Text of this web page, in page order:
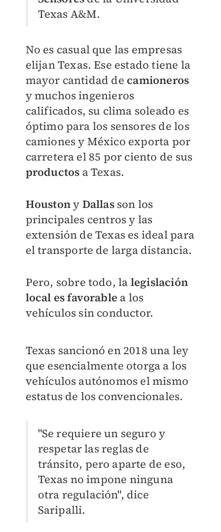
Texas A&M.
No es casual que las empresas
elijan Texas. Ese estado tiene la
mayor cantidad de camioneros
y muchos ingenieros
calificados, su clima soleado es
óptimo para los sensores de los
camiones y México exporta por
carretera el 85 por ciento de sus
productos a Texas.
Houstony Dallasson los
principales centros y las
extensión de Texas es ideal para
el transporte de larga distancia.
Pero, sobre todo, la legislación
local es favorable a los
vehículos sin conductor.
Texas sancionó en 2018 una ley
que esencialmente otorga a los
vehículos autónomos el mismo
estatus de los convencionales.
"Se requiere un seguro y
respetar las reglas de
tránsito, pero aparte de eso,
Texas no impone ninguna
otra regulación", dice
Saripalli.